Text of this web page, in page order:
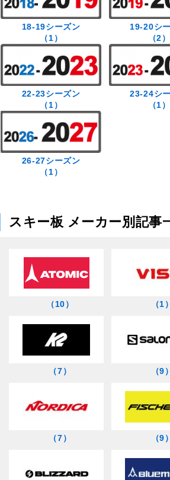
18-19シーズン
（1）
19-20シ
（2）
22-23シーズン
（1）
23-24シ
（1）
26-27シーズン
（1）
スキー板 メーカー別記事
（10） （1）
（7） （9）
（7） （9）